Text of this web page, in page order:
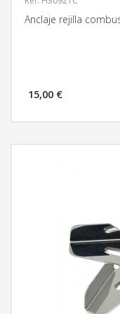
Anclaje rejilla
15,00 €